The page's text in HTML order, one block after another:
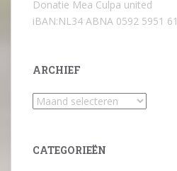
Donatie Mea Culpa united
iBAN:NL34 ABNA 0592 5951 61
ARCHIEF
Archief
CATEGORIEËN